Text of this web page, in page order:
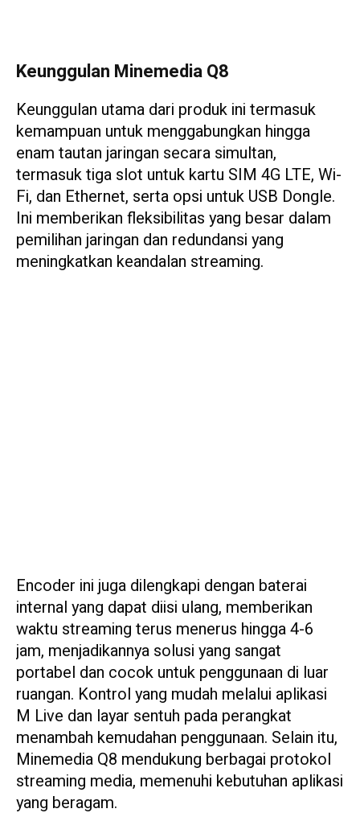
Keunggulan Minemedia Q8
Keunggulan utama dari produk ini termasuk
kemampuan untuk menggabungkan hingga
enam tautan jaringan secara simultan,
termasuk tiga slot untuk kartu SIM 4G LTE, Wi-
Fi, dan Ethernet, serta opsi untuk USB Dongle.
Ini memberikan fleksibilitas yang besar dalam
pemilihan jaringan dan redundansi yang
meningkatkan keandalan streaming.
Encoder ini juga dilengkapi dengan baterai
internal yang dapat diisi ulang, memberikan
waktu streaming terus menerus hingga 4-6
jam, menjadikannya solusi yang sangat
portabel dan cocok untuk penggunaan di luar
ruangan. Kontrol yang mudah melalui aplikasi
M Live dan layar sentuh pada perangkat
menambah kemudahan penggunaan. Selain itu,
Minemedia Q8 mendukung berbagai protokol
streaming media, memenuhi kebutuhan aplikasi
yang beragam.